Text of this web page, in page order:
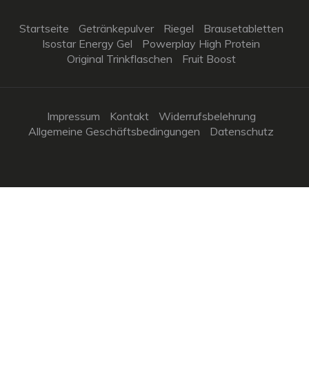
Startseite Getränkepulver Riegel
Brausetabletten
Isostar Energy Gel
Powerplay High Protein
Original Trinkflaschen
Fruit Boost
Impressum Kontakt
Widerrufsbelehrung
Allgemeine Geschäftsbedingungen
Datenschutz